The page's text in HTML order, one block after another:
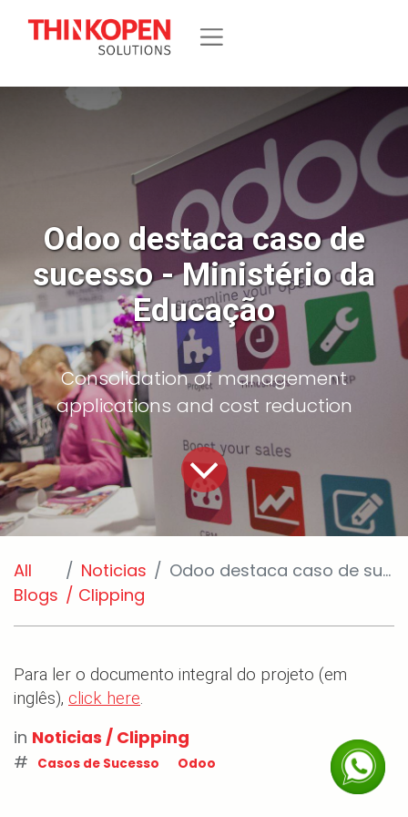
Odoo destaca caso de
sucesso - Ministério da
Educação
Consolidation of management
applications and cost reduction
All
Blogs
Noticias
/ Clipping
Odoo destaca caso de sucesso - Ministério da Educação
Para ler o documento integral do projeto (em
inglês), click here.
in Noticias / Clipping
#
Casos de Sucesso Odoo